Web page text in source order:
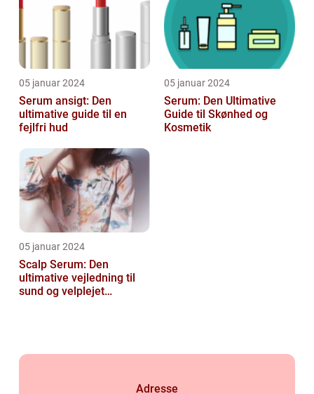
05 januar 2024
Serum ansigt: Den
ultimative guide til en
fejlfri hud
05 januar 2024
Serum: Den Ultimative
Guide til Skønhed og
Kosmetik
05 januar 2024
Scalp Serum: Den
ultimative vejledning til
sund og velplejet
Adresse